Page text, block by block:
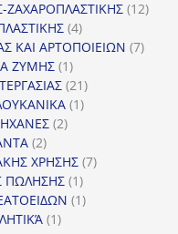
προϊόν1212
44
προϊόντα
ΚΑΙ ΑΡΤΟΠΟΙΕΙΩΝ 77
ΖΥΜΗΣ 11
προϊόν
2121
προϊόντα
11
22
22
προϊόντα
ΧΡΗΣΗΣ 77
ΠΩΛΗΣΗΣ 11
προϊόν
11
11